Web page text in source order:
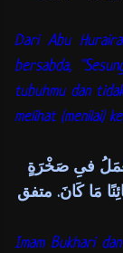
Dari Abu
bersabda,
tubuhmu dan
melihat (menilai)
فىِ صَخْرَةٍ
مَا كَانَ. متفق
Imam Bukhari